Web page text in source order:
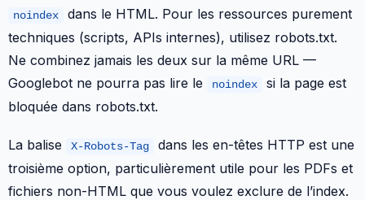
noindex
dans le HTML. Pour les ressources purement
techniques (scripts, APIs internes), utilisez robots.txt.
Ne combinez jamais les deux sur la même URL —
Googlebot ne pourra pas lire le
noindex
si la page est
bloquée dans robots.txt.
La balise X-Robots-Tag
dans les en-têtes HTTP est une
troisième option, particulièrement utile pour les PDFs et
fichiers non-HTML que vous voulez exclure de l’index.